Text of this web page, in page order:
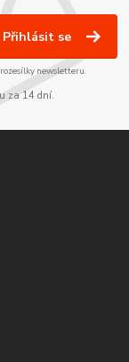
Přihlásit se
newsletteru.
za 14 dní.